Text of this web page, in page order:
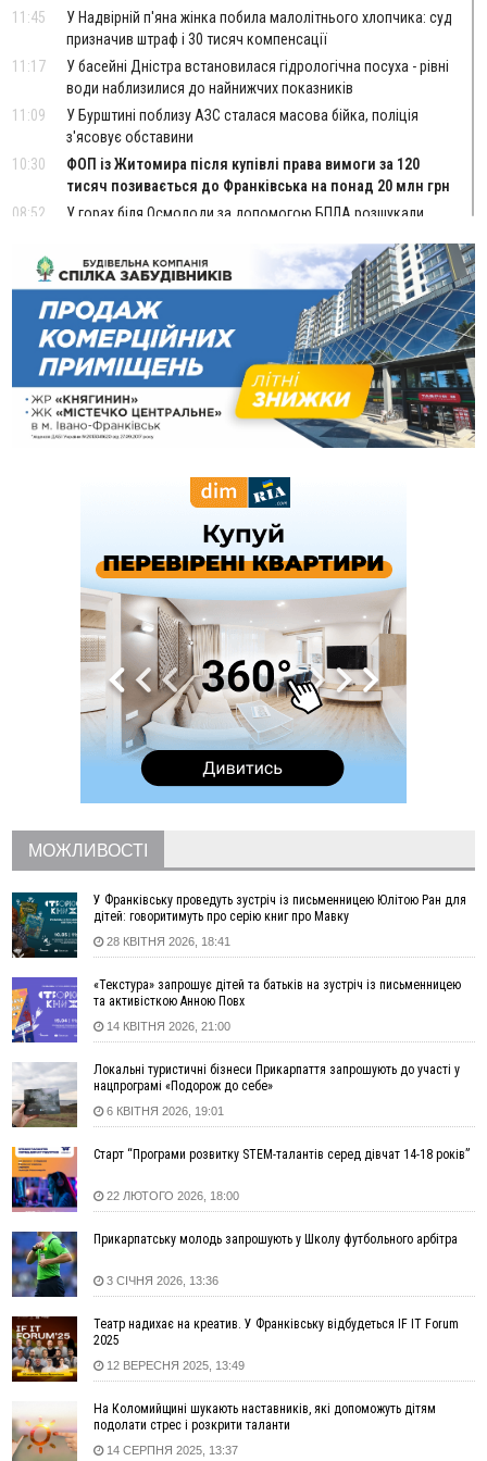
11:45
У Надвірній п'яна жінка побила малолітнього хлопчика: суд
призначив штраф і 30 тисяч компенсації
11:17
У басейні Дністра встановилася гідрологічна посуха - рівні
води наблизилися до найнижчих показників
11:09
У Бурштині поблизу АЗС сталася масова бійка, поліція
з'ясовує обставини
10:30
ФОП із Житомира після купівлі права вимоги за 120
тисяч позивається до Франківська на понад 20 млн грн
08:52
У горах біля Осмолоди за допомогою БПЛА розшукали
Вчора
19:52
У Франківську вперше прооперували немовля без
відкритої операції
18:42
На лінії зіткнення загинув керівник пошукового загону
"Плацдарм" Олексій Юков
18:11
СБС за дві доби уразили 13 енергооб'єктів на окупованих
територіях
Українці подали рекордну кількість заяв до університетів.
Зарплати на Прикарпатті за місяць зросли на 10%, але до
середньої по Україні ще далеко
Франківець, який стріляв біля АЗС, вийшов під заставу та
був повторно затриманий
Прикарпатець прийшов у Пенсійний та заявив поліції про
гранату, бо йому не нарахували пенсію
У Болгарії затримали прикарпатця, який виготовляв
наркотики для міжнародного синдикату
Стефанішина отримала нову підозру. Їй обирають
запобіжний захід
«Пілот з Лондона» видурив у жительки Коломийщини
майже 64 тисячі гривень
У четвер на Прикарпатті очікується сильна спека до 39°
у полі невідому речовину
12:29
У МОЗ змінили підхід до госпіталізації та оновили правила
роботи стаціонарів
12:07
На межі Прикарпаття і Тернопільщини невідомі засипали
русло Золотої Липи та облаштували переправу
рекорди
11:17
Росія вдарила по Харкову "Бандероллю": є постраждалі,
пошкоджено цивільне підприємство
10:54
Верховний суд повернув державі 1,5 га лісу із трьома
ставками в Івано-Франківській громаді
10:10
На Каскаді замість веж планують зробити сквер з
09:31
На Верховинщині під час пожежі будинку травмувалась
жінка
09:09
ВІДЕО 35 цимбалістів на Говерлі встановили Рекорд
України
08:37
На Прикарпатті за пів року трапилось понад 100 ДТП через
нетверезих водіїв
десятки постраждалих і пожежі (фото, відео)
04 Серпня
командир з Надвірної на псевдо «Француз»
19:34
В міському озері Франківська втопився чоловік
МОЖЛИВОСТІ
У Франківську проведуть зустріч із письменницею Юлітою Ран для
дітей: говоритимуть про серію книг про Мавку
28 КВІТНЯ 2026, 18:41
«Текстура» запрошує дітей та батьків на зустріч із письменницею
та активісткою Анною Повх
14 КВІТНЯ 2026, 21:00
Локальні туристичні бізнеси Прикарпаття запрошують до участі у
нацпрограмі «Подорож до себе»
6 КВІТНЯ 2026, 19:01
Старт “Програми розвитку STEM-талантів серед дівчат 14-18 років”
22 ЛЮТОГО 2026, 18:00
Прикарпатську молодь запрошують у Школу футбольного арбітра
3 СІЧНЯ 2026, 13:36
Театр надихає на креатив. У Франківську відбудеться IF IT Forum
2025
12 ВЕРЕСНЯ 2025, 13:49
На Коломийщині шукають наставників, які допоможуть дітям
подолати стрес і розкрити таланти
14 СЕРПНЯ 2025, 13:37